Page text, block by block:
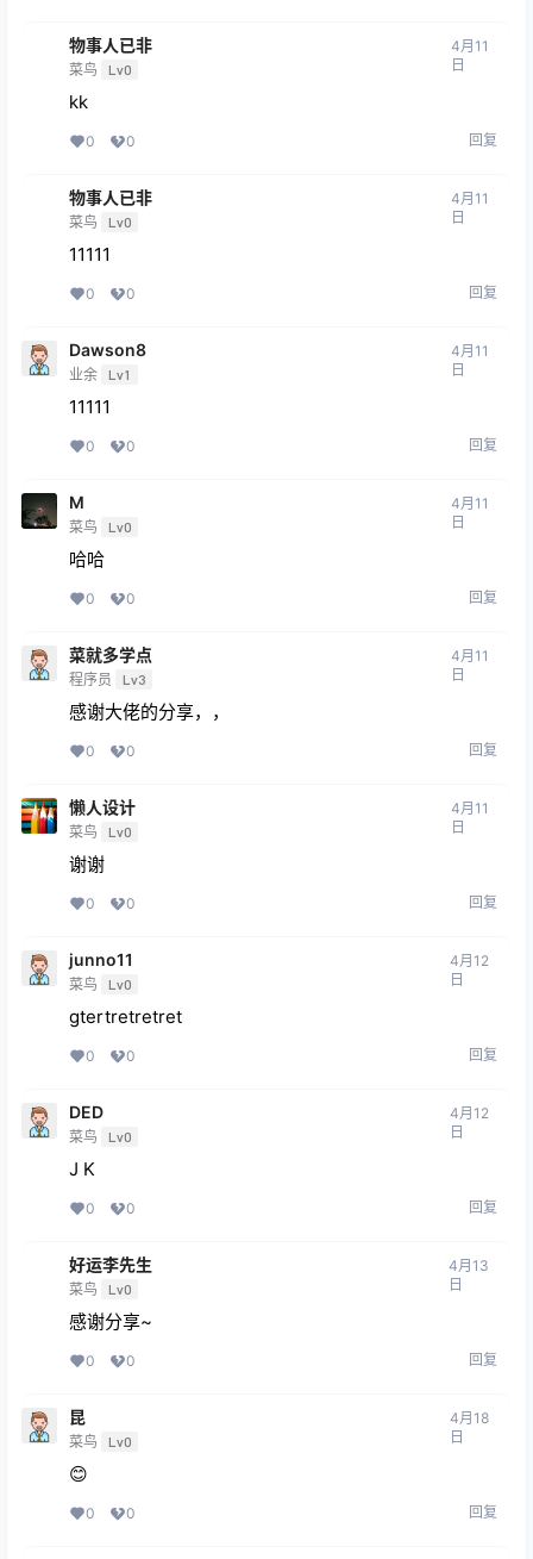
物事人已非
菜鸟 Lv0
4月11
日
kk
0 0 回复
物事人已非
菜鸟 Lv0
4月11
日
11111
0 0 回复
Dawson8
业余 Lv1
4月11
日
11111
0 0 回复
M
菜鸟 Lv0
4月11
日
哈哈
0 0 回复
菜就多学点
程序员 Lv3
4月11
日
感谢大佬的分享，，
0 0 回复
懒人设计
菜鸟 Lv0
4月11
日
谢谢
0 0 回复
junno11
菜鸟 Lv0
4月12
日
gtertretretret
0 0 回复
DED
菜鸟 Lv0
4月12
日
J K
0 0 回复
好运李先生
菜鸟 Lv0
4月13
日
感谢分享~
0 0 回复
昆
菜鸟 Lv0
4月18
日
😊
0 0 回复